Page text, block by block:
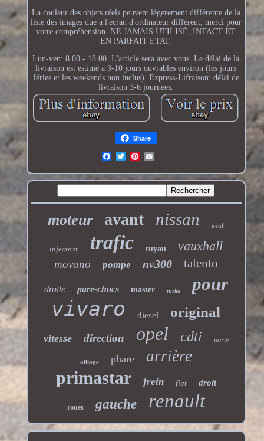
La couleur des objets réels peuvent légerement différente de la
liste des images due a l'écran d'ordinateur différent, merci pour
votre compréhension. NE JAMAIS UTILISÉ, INTACT ET
EN PARFAIT ETAT.
Lun-ven: 8.00 - 18.00. L'article sera avec vous. Le délai de la
livraison est estimé a 3-10 jours ouvrables environ (les jours
féries et les weekends non inclus). Express-Lifraison: délai de
livraison 3-6 journées.
Share
moteur avant nissan neuf
injecteur trafic tuyau vauxhall
movano pompe nv300 talento
droite pare-chocs master turbo pour
vivaro diesel original
vitesse direction opel cdti porte
alliage phare arrière
primastar frein fiat droit
roues gauche renault